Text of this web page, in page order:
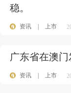
稳。
资讯 上市
广东省在澳
资讯 上市